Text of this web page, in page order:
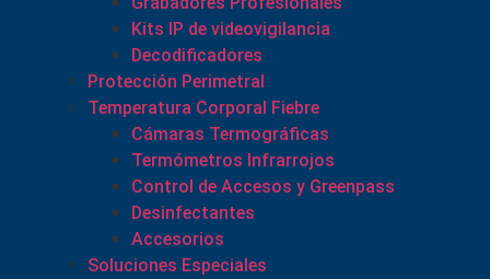
Kits IP de videovigilancia
Decodificadores
Protección Perimetral
Temperatura Corporal Fiebre
Cámaras Termográficas
Termómetros Infrarrojos
Control de Accesos y Greenpass
Desinfectantes
Accesorios
Soluciones Especiales